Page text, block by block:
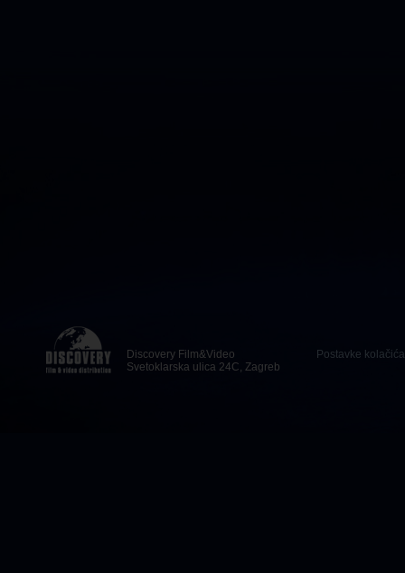
Discovery Film&Video
Svetoklarska ulica 24C, Zagreb
Postavke kolačića